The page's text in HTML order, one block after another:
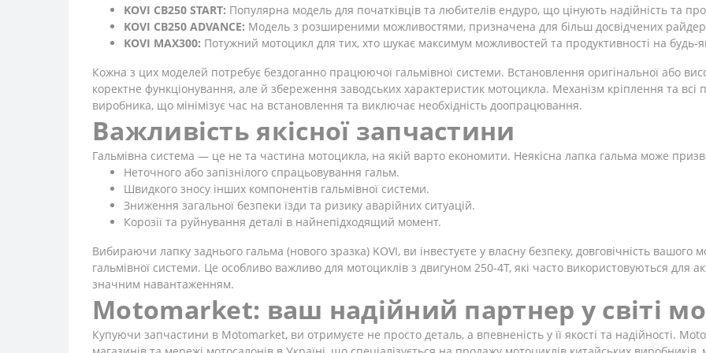
KOVI CB250 START: Популярна модель для початківців та любителів ендуро, що цінують надійність та
KOVI CB250 ADVANCE: Модель з розширеними можливостями, призначена для більш досвідчених
KOVI MAX300: Потужний мотоцикл для тих, хто шукає максимум можливостей та продуктивності на будь-
Кожна з цих моделей потребує бездоганно працюючої гальмівної системи. Встановлення оригінальної або
коректне функціонування, але й збереження заводських характеристик мотоцикла. Механізм кріплення та
виробника, що мінімізує час на встановлення та виключає необхідність доопрацювання.
Важливість якісної запчастини
Гальмівна система — це не та частина мотоцикла, на якій варто економити. Неякісна лапка гальма може
Неточного або запізнілого спрацьовування гальм.
Швидкого зносу інших компонентів гальмівної системи.
Зниження загальної безпеки їзди та ризику аварійних ситуацій.
Корозії та руйнування деталі в найнепідходящий момент.
Вибираючи лапку заднього гальма (нового зразка) KOVI, ви інвестуєте у власну безпеку, довговічність вашого
гальмівної системи. Це особливо важливо для мотоциклів з двигуном 250-4Т, які часто використовуються для
значним навантаженням.
Motomarket: ваш надійний партнер у світі
Купуючи запчастини в Motomarket, ви отримуєте не просто деталь, а впевненість у її якості та надійності.